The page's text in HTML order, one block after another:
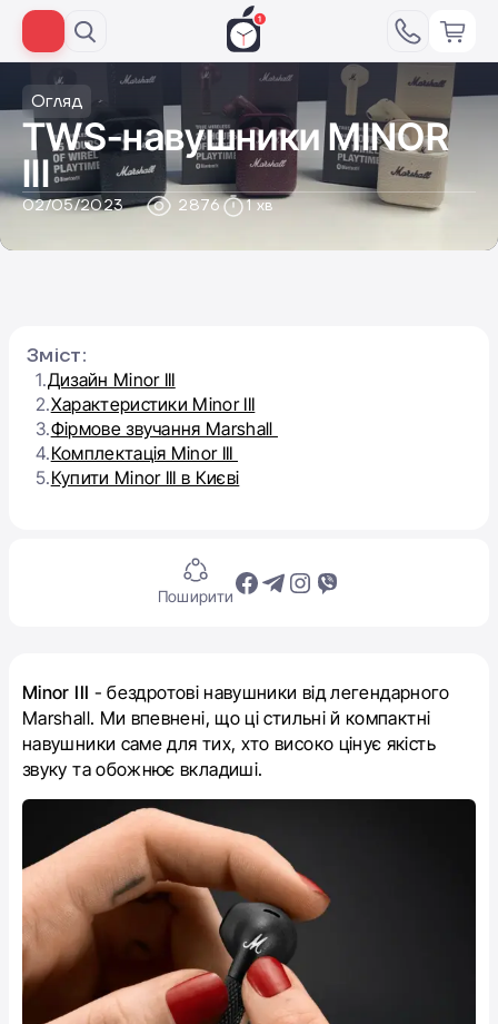
Огляд
TWS-навушники MINOR
ІІІ
02/05/2023 2876 1 хв
Поширити
Minor IIІ -бездротові навушники від легендарного
Marshall. Ми впевнені, що ці стильні й компактні
навушники саме для тих, хто високо цінує якість
звуку та обожнює вкладиші.
Зміст:
1.Дизайн Minor IIІ
2.Характеристики Minor IIІ
3.Фірмове звучання Marshall
4.Комплектація Minor III
5.Купити Minor IIІ в Києві